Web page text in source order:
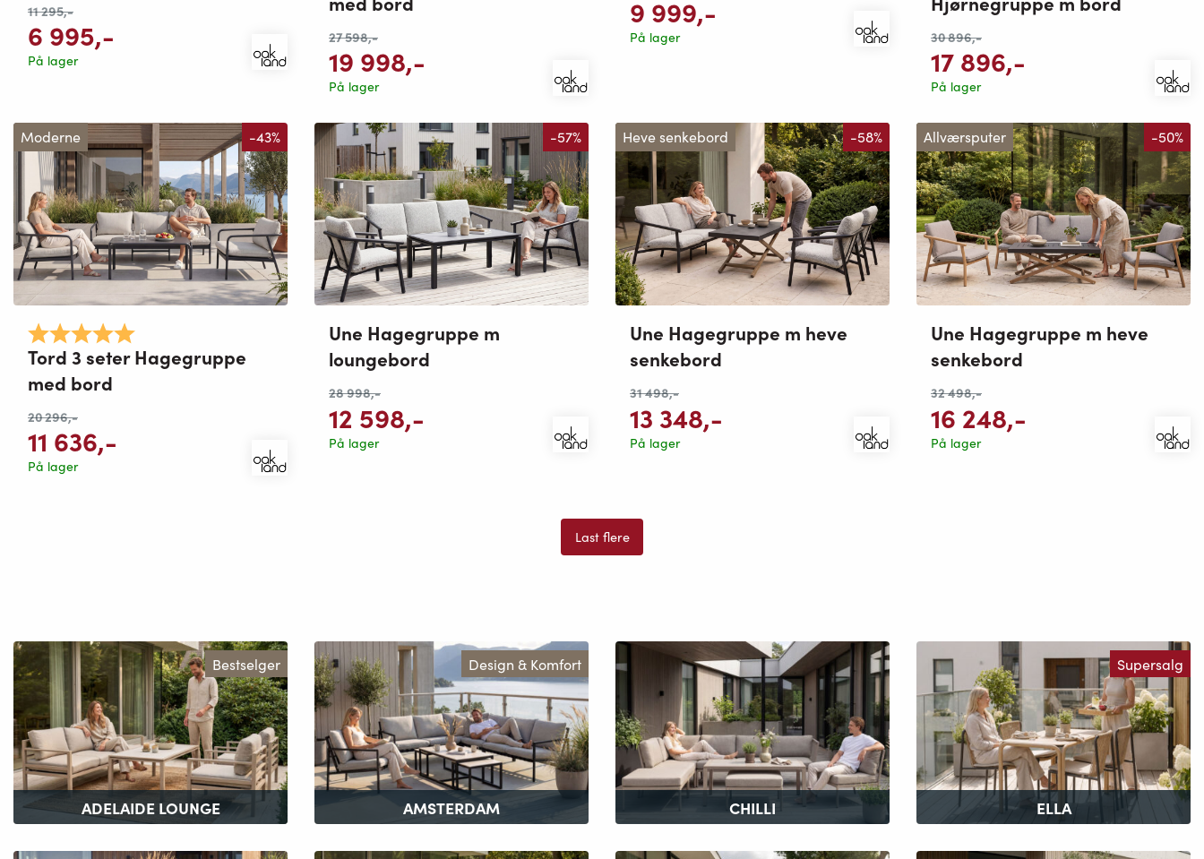
11 295,-
6 995,-
På lager
27 598,-
19 998,-
På lager
9 999,-
På lager 30 896,-
17 896,-
På lager
Moderne -43%
Karakter:
Tord 3 seter Hagegruppe
med bord
20 296,-
11 636,-
På lager
-57%
Une Hagegruppe m
loungebord
28 998,-
12 598,-
På lager
Heve senkebord -58%
Une Hagegruppe m heve
senkebord
31 498,-
13 348,-
På lager
Allværsputer -50%
Une Hagegruppe m heve
senkebord
32 498,-
16 248,-
På lager
Last flere
Bestselger
ADELAIDE LOUNGE
Design & Komfort
AMSTERDAM CHILLI
Supersalg
ELLA